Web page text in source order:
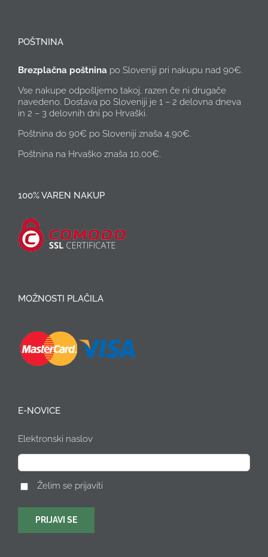
POŠTNINA
Brezplačna poštnina po Sloveniji pri nakupu nad 90€.
Vse nakupe odpošljemo takoj, razen če ni drugače
navedeno. Dostava po Sloveniji je 1 – 2 delovna dneva
in 2 – 3 delovnih dni po Hrvaški.
Poštnina do 90€ po Sloveniji znaša 4,90€.
Poštnina na Hrvaško znaša 10,00€.
100% VAREN NAKUP
MOŽNOSTI PLAČILA
E-NOVICE
Elektronski naslov
Želim se prijaviti